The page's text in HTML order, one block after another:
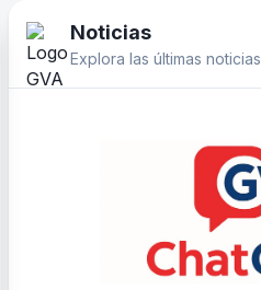
Noticias
Explora las últimas noticias